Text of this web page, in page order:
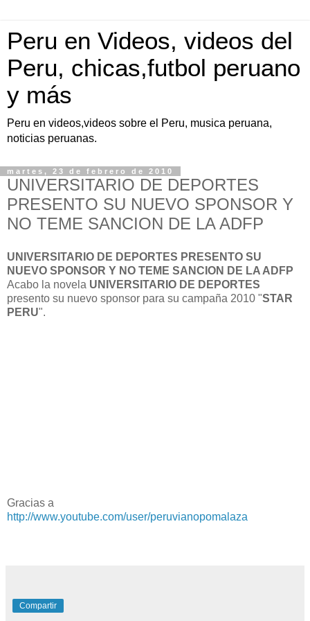
Peru en Videos, videos del
Peru, chicas,futbol peruano
y más
Peru en videos,videos sobre el Peru, musica peruana,
noticias peruanas.
martes, 23 de febrero de 2010
UNIVERSITARIO DE DEPORTES
PRESENTO SU NUEVO SPONSOR Y
NO TEME SANCION DE LA ADFP
UNIVERSITARIO DE DEPORTES PRESENTO SU
NUEVO SPONSOR Y NO TEME SANCION DE LA ADFP
Acabo la novela UNIVERSITARIO DE DEPORTES
presento su nuevo sponsor para su campaña 2010 "STAR
PERU".
Gracias a
http://www.youtube.com/user/peruvianopomalaza
Compartir